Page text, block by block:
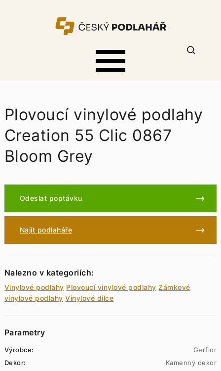
Plovoucí vinylové podlahy
Creation 55 Clic 0867
Bloom Grey
Odeslat poptávku
Najít podlaháře
Nalezno v kategoriích:
Vinylové podlahy Plovoucí vinylové podlahy Zámkové
vinylové podlahy Vinylové dílce
Parametry
Výrobce:
Gerflor
Dekor:
Kamenný dekor